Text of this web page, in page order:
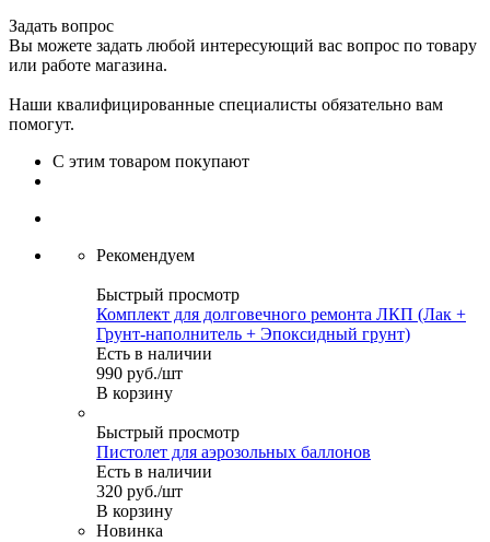
Задать вопрос
Вы можете задать любой интересующий вас вопрос по товару
или работе магазина.
Наши квалифицированные специалисты обязательно вам
помогут.
С этим товаром покупают
Рекомендуем
Быстрый просмотр
Комплект для долговечного ремонта ЛКП (Лак +
Грунт-наполнитель + Эпоксидный грунт)
Есть в наличии
990 руб./шт
В корзину
Быстрый просмотр
Пистолет для аэрозольных баллонов
Есть в наличии
320 руб./шт
В корзину
Новинка